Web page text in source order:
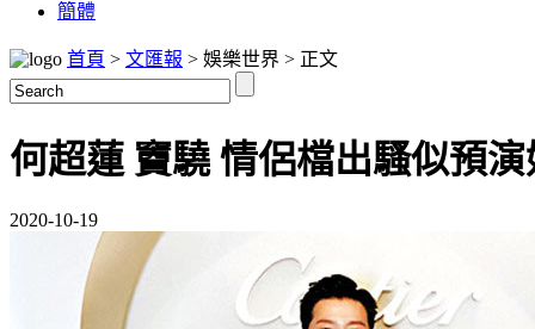
簡體
首頁 > 文匯報 > 娛樂世界 > 正文
何超蓮 竇驍 情侶檔出騷似預
2020-10-19